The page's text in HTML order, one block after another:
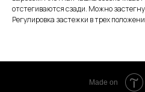
отстегиваются сзади. Можно
Регулировка застежки в трех
Made on